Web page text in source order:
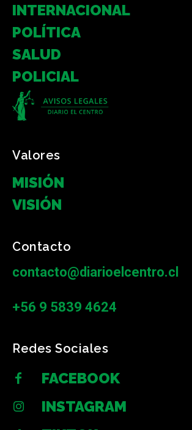
INTERNACIONAL
POLÍTICA
SALUD
POLICIAL
Valores
MISIÓN
VISIÓN
Contacto
contacto@diarioelcentro.cl
+56 9 5839 4624
Redes Sociales
FACEBOOK
INSTAGRAM